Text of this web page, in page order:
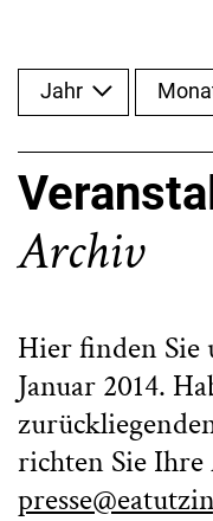
Archiv
Hier finden Sie
Januar 2014.
richten Sie
Jahr